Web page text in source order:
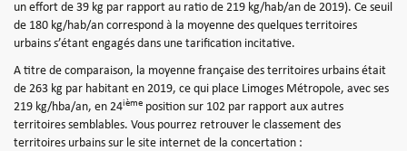
un effort de 39 kg par rapport au ratio de 219 kg/hab/an de 2019). Ce seuil
de 180 kg/hab/an correspond à la moyenne des quelques territoires
urbains s’étant engagés dans une tarification incitative.
A titre de comparaison, la moyenne française des territoires urbains était
de 263 kg par habitant en 2019, ce qui place Limoges Métropole, avec ses
219 kg/hba/an, en 24ième position sur 102 par rapport aux autres
territoires semblables. Vous pourrez retrouver le classement des
territoires urbains sur le site internet de la concertation :